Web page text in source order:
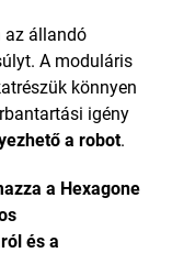
az állandó
A moduláris
könnyen
igény
a robot.
a Hexagone
és a